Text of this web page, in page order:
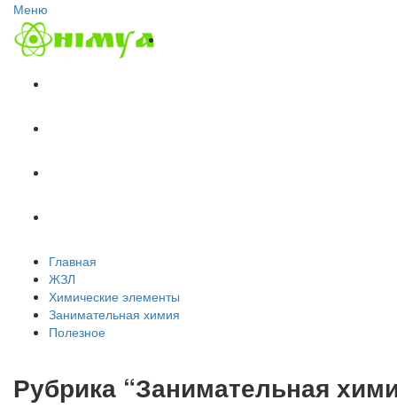
Меню
Главная
ЖЗЛ
Химические элементы
Занимательная химия
Полезное
Рубрика “Занимательная